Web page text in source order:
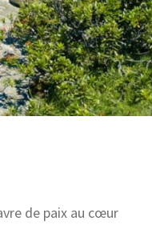
de paix au cœur